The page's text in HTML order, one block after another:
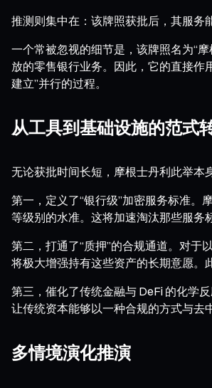
推测则集中在：该牌照获批后，其服务
一个常被忽视的细节是，该牌照名为“
放的零售银行业务。因此，它的直接作
建立”并行的过程。
从工具到基础设施的范式
无论获批时间长短，摩根士丹利此举本
第一，定义了“银行级”加密服务标准
等级别的水准。这将加速淘汰那些服务
第二，打通了“质押”的合规通道。对于
将极大增强持有这些资产的长期意愿。
第三，催化了传统金融与 DeFi 的化学
让传统资本能够以一种合规的方式与去
多情境演化推演